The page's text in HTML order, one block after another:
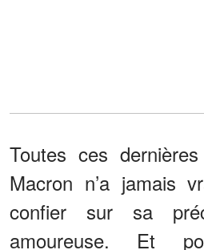
Toutes ces
Macron n’a jamais
confier sur sa
amoureuse. Et